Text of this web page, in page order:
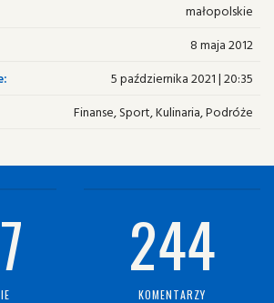
małopolskie
8 maja 2012
5 października 2021 | 20:35
Finanse, Sport, Kulinaria, Podróże
244
KOMENTARZY